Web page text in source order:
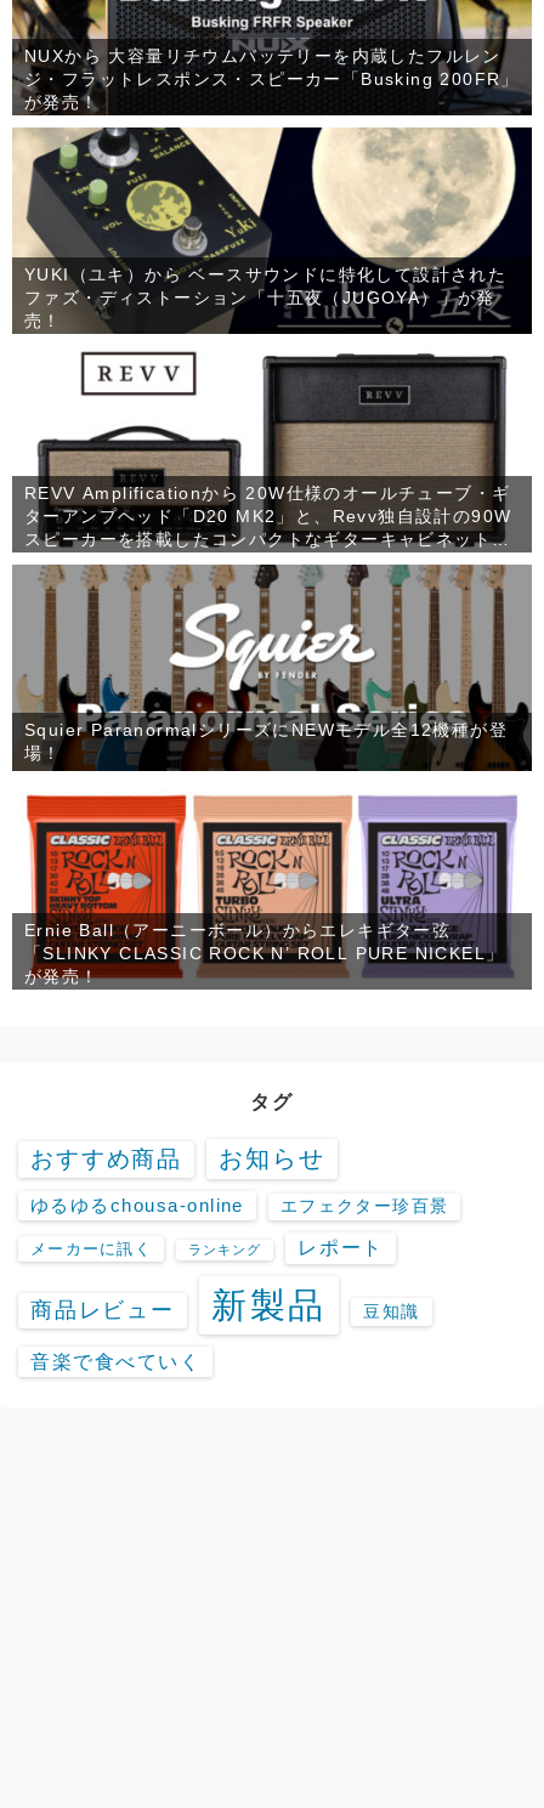
NUXから 大容量リチウムバッテリーを内蔵したフルレン
ジ・フラットレスポンス・スピーカー「Busking 200FR」
が発売！
YUKI（ユキ）から ベースサウンドに特化して設計された
ファズ・ディストーション「十五夜（JUGOYA）」が発
売！
REVV Amplificationから 20W仕様のオールチューブ・ギ
ターアンプヘッド「D20 MK2」と、Revv独自設計の90W
スピーカーを搭載したコンパクトなギターキャビネット
「1×12 RV90」が発売！
Squier ParanormalシリーズにNEWモデル全12機種が登
場！
Ernie Ball（アーニーボール）からエレキギター弦
「SLINKY CLASSIC ROCK N’ ROLL PURE NICKEL」
が発売！
タグ
おすすめ商品 お知らせ
ゆるゆるchousa-online エフェクター珍百景
メーカーに訊く ランキング レポート
商品レビュー 新製品 豆知識
音楽で食べていく